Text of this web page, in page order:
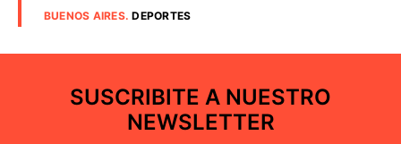
BUENOS AIRES.DEPORTES
SUSCRIBITE A NUESTRO
NEWSLETTER